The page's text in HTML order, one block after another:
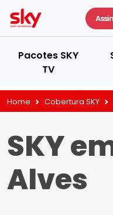
Pacotes SKY
TV
Home Cobertura SKY
SKY
Alves